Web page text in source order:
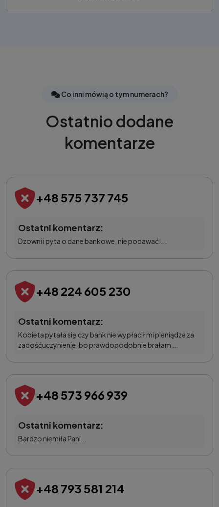
Co inni mówią o tym numerach?
Ostatnio dodane
komentarze
+48 575 737 745
Ostatni komentarz:
Dzowni i pyta o dane bankowe, nie podawać!...
+48 224 605 230
Ostatni komentarz:
Kobieta pytała się czy bank nie wypłacił mi pieniądze za
zadośćuczynienie, bo prawdopodobnie brałam ...
+48 573 966 939
Ostatni komentarz:
Bardzo niemiła Pani...
+48 793 581 214